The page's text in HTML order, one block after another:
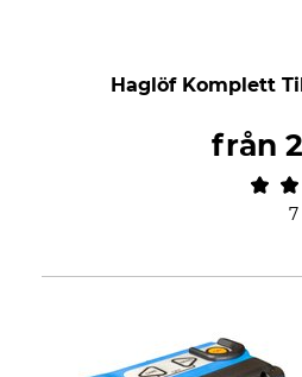
Haglöf Komplett
från